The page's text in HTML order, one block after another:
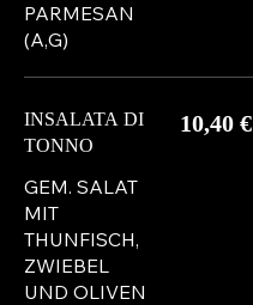
PARMESAN
(A,G)
INSALATA DI
TONNO
GEM. SALAT
MIT
THUNFISCH,
ZWIEBEL
UND OLIVEN
10,40 €